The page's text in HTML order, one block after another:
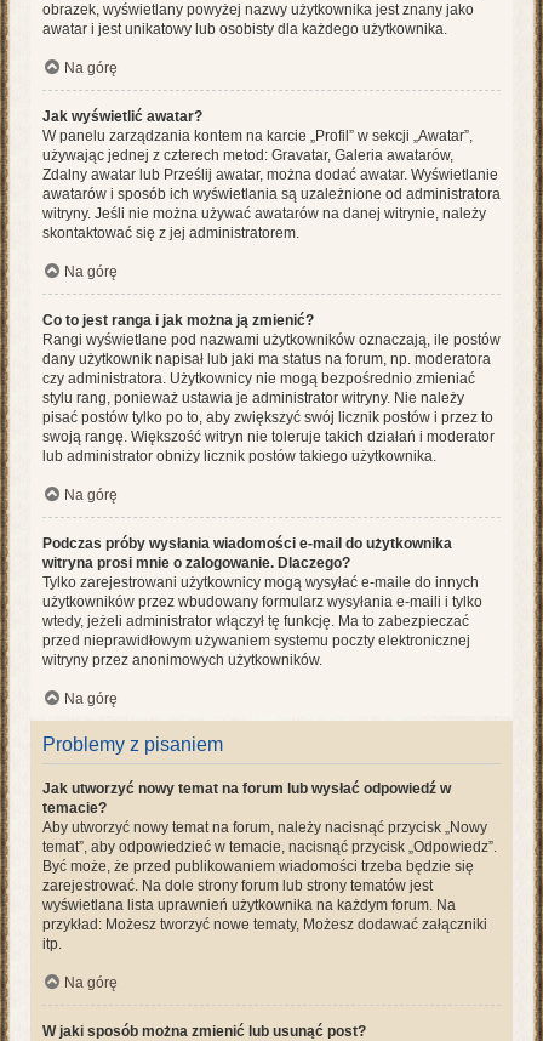
obrazek, wyświetlany powyżej nazwy użytkownika jest znany jako
awatar i jest unikatowy lub osobisty dla każdego użytkownika.
Na górę
Jak wyświetlić awatar?
W panelu zarządzania kontem na karcie „Profil” w sekcji „Awatar”,
używając jednej z czterech metod: Gravatar, Galeria awatarów,
Zdalny awatar lub Prześlij awatar, można dodać awatar. Wyświetlanie
awatarów i sposób ich wyświetlania są uzależnione od administratora
witryny. Jeśli nie można używać awatarów na danej witrynie, należy
skontaktować się z jej administratorem.
Na górę
Co to jest ranga i jak można ją zmienić?
Rangi wyświetlane pod nazwami użytkowników oznaczają, ile postów
dany użytkownik napisał lub jaki ma status na forum, np. moderatora
czy administratora. Użytkownicy nie mogą bezpośrednio zmieniać
stylu rang, ponieważ ustawia je administrator witryny. Nie należy
pisać postów tylko po to, aby zwiększyć swój licznik postów i przez to
swoją rangę. Większość witryn nie toleruje takich działań i moderator
lub administrator obniży licznik postów takiego użytkownika.
Na górę
Podczas próby wysłania wiadomości e-mail do użytkownika
witryna prosi mnie o zalogowanie. Dlaczego?
Tylko zarejestrowani użytkownicy mogą wysyłać e-maile do innych
użytkowników przez wbudowany formularz wysyłania e-maili i tylko
wtedy, jeżeli administrator włączył tę funkcję. Ma to zabezpieczać
przed nieprawidłowym używaniem systemu poczty elektronicznej
witryny przez anonimowych użytkowników.
Na górę
Problemy z pisaniem
Jak utworzyć nowy temat na forum lub wysłać odpowiedź w
temacie?
Aby utworzyć nowy temat na forum, należy nacisnąć przycisk „Nowy
temat”, aby odpowiedzieć w temacie, nacisnąć przycisk „Odpowiedz”.
Być może, że przed publikowaniem wiadomości trzeba będzie się
zarejestrować. Na dole strony forum lub strony tematów jest
wyświetlana lista uprawnień użytkownika na każdym forum. Na
przykład: Możesz tworzyć nowe tematy, Możesz dodawać załączniki
itp.
Na górę
W jaki sposób można zmienić lub usunąć post?